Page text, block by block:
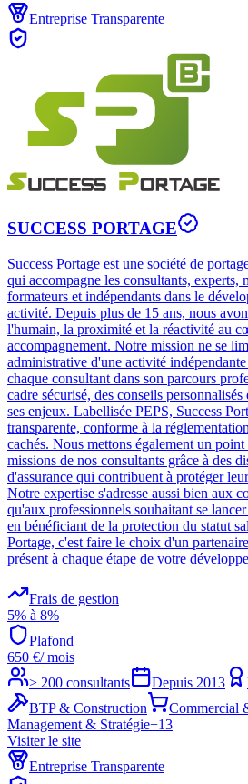
Entreprise Transparente
SUCCESS PORTAGE
Success Portage est une société de
qui accompagne les consultants, experts,
formateurs et indépendants dans le
activité. Depuis plus de 15 ans, nous
l'humain, la proximité et la réactivité au
accompagnement. Notre mission ne se
administrative d'une activité
chaque consultant dans son parcours
cadre sécurisé, des conseils personnalisés
ses enjeux. Labellisée PEPS, Success
transparente, conforme à la
cachés. Nous mettons également un
missions de nos consultants grâce à des
d'assurance qui contribuent à protéger
Notre expertise s'adresse aussi bien aux
qu'aux professionnels souhaitant se
en bénéficiant de la protection du statut
Portage, c'est faire le choix d'un
présent à chaque étape de votre
Frais de gestion
5% à 8%
Plafond
650 €/ mois
> 200 consultants
Depuis 2013
BTP & Construction
Commercial
Management & Stratégie+13
Visiter le site
Entreprise Transparente